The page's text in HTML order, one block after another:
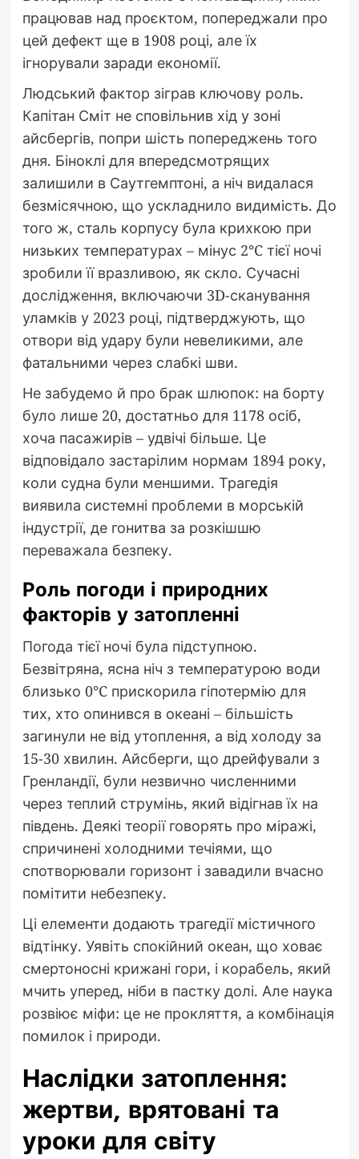
працював над проєктом, попереджали про
цей дефект ще в 1908 році, але їх
ігнорували заради економії.
Людський фактор зіграв ключову роль.
Капітан Сміт не сповільнив хід у зоні
айсбергів, попри шість попереджень того
дня. Біноклі для впередсмотрящих
залишили в Саутгемптоні, а ніч видалася
безмісячною, що ускладнило видимість. До
того ж, сталь корпусу була крихкою при
низьких температурах – мінус 2°C тієї ночі
зробили її вразливою, як скло. Сучасні
дослідження, включаючи 3D-сканування
уламків у 2023 році, підтверджують, що
отвори від удару були невеликими, але
фатальними через слабкі шви.
Не забудемо й про брак шлюпок: на борту
було лише 20, достатньо для 1178 осіб,
хоча пасажирів – удвічі більше. Це
відповідало застарілим нормам 1894 року,
коли судна були меншими. Трагедія
виявила системні проблеми в морській
індустрії, де гонитва за розкішшю
переважала безпеку.
Роль погоди і природних
факторів у затопленні
Погода тієї ночі була підступною.
Безвітряна, ясна ніч з температурою води
близько 0°C прискорила гіпотермію для
тих, хто опинився в океані – більшість
загинули не від утоплення, а від холоду за
15-30 хвилин. Айсберги, що дрейфували з
Гренландії, були незвично численними
через теплий струмінь, який відігнав їх на
південь. Деякі теорії говорять про міражі,
спричинені холодними течіями, що
спотворювали горизонт і завадили вчасно
помітити небезпеку.
Ці елементи додають трагедії містичного
відтінку. Уявіть спокійний океан, що ховає
смертоносні крижані гори, і корабель, який
мчить уперед, ніби в пастку долі. Але наука
розвіює міфи: це не прокляття, а комбінація
помилок і природи.
Наслідки затоплення:
жертви, врятовані та
уроки для світу